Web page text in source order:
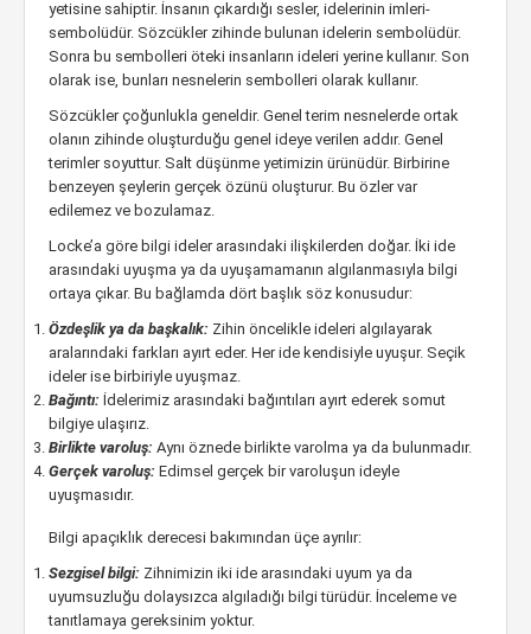
yetisine sahiptir. İnsanın çıkardığı sesler, idelerinin imleri-
sembolüdür. Sözcükler zihinde bulunan idelerin sembolüdür.
Sonra bu sembolleri öteki insanların ideleri yerine kullanır. Son
olarak ise, bunları nesnelerin sembolleri olarak kullanır.
Sözcükler çoğunlukla geneldir. Genel terim nesnelerde ortak
olanın zihinde oluşturduğu genel ideye verilen addır. Genel
terimler soyuttur. Salt düşünme yetimizin ürünüdür. Birbirine
benzeyen şeylerin gerçek özünü oluşturur. Bu özler var
edilemez ve bozulamaz.
Locke’a göre bilgi ideler arasındaki ilişkilerden doğar. İki ide
arasındaki uyuşma ya da uyuşamamanın algılanmasıyla bilgi
ortaya çıkar. Bu bağlamda dört başlık söz konusudur:
Özdeşlik ya da başkalık: Zihin öncelikle ideleri algılayarak
aralarındaki farkları ayırt eder. Her ide kendisiyle uyuşur. Seçik
ideler ise birbiriyle uyuşmaz.
Bağıntı: İdelerimiz arasındaki bağıntıları ayırt ederek somut
bilgiye ulaşırız.
Birlikte varoluş: Aynı öznede birlikte varolma ya da bulunmadır.
Gerçek varoluş: Edimsel gerçek bir varoluşun ideyle
uyuşmasıdır.
Bilgi apaçıklık derecesi bakımından üçe ayrılır:
Sezgisel bilgi: Zihnimizin iki ide arasındaki uyum ya da
uyumsuzluğu dolaysızca algıladığı bilgi türüdür. İnceleme ve
tanıtlamaya gereksinim yoktur.